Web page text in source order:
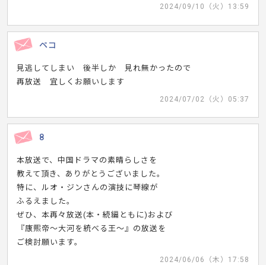
2024/09/10（火）13:59
ペコ
見逃してしまい 後半しか 見れ無かったので
再放送 宜しくお願いします
2024/07/02（火）05:37
8
本放送で、中国ドラマの素晴らしさを
教えて頂き、ありがとうございました。
特に、ルオ・ジンさんの演技に琴線が
ふるえました。
ぜひ、本再々放送(本・続編ともに)および
『康熙帝～大河を統べる王～』の放送を
ご検討願います。
2024/06/06（木）17:58